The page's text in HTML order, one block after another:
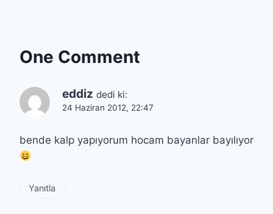
One Comment
eddiz dedi ki:
24 Haziran 2012, 22:47
bende kalp yapıyorum hocam bayanlar bayılıyor
Yanıtla